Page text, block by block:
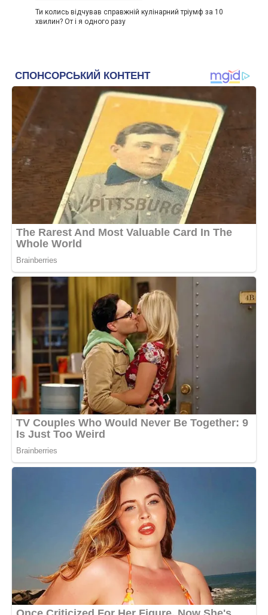
Ти колись відчував справжній кулінарний тріумф за 10
хвилин? От і я одного разу